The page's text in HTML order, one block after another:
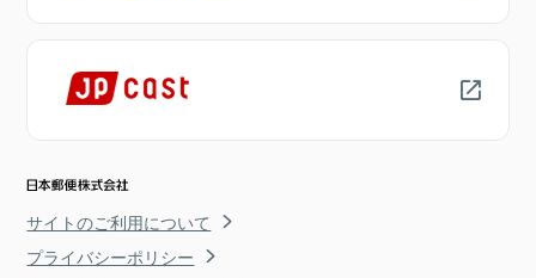
サイトのご利用について
プライバシーポリシー